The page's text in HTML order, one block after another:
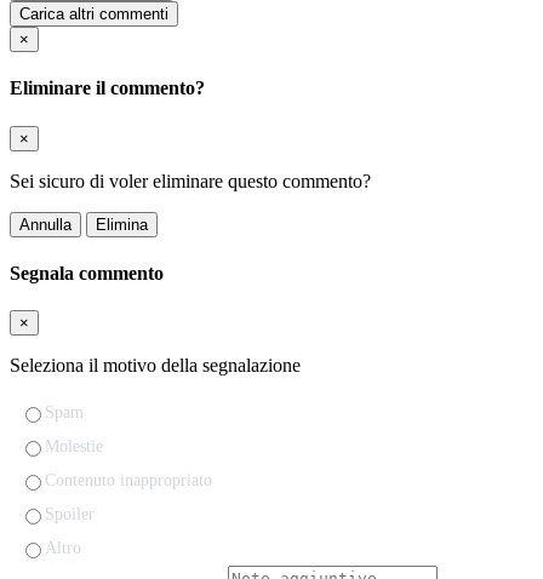
Carica altri commenti
×
Eliminare il commento?
×
Sei sicuro di voler eliminare questo commento?
Annulla Elimina
Segnala commento
×
Seleziona il motivo della segnalazione
Spam
Molestie
Contenuto inappropriato
Spoiler
Altro